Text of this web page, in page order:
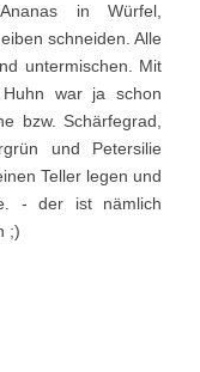
in Würfel,
schneiden. Alle
untermischen. Mit
war ja schon
bzw. Schärfegrad,
und Petersilie
Teller legen und
- der ist nämlich
;)